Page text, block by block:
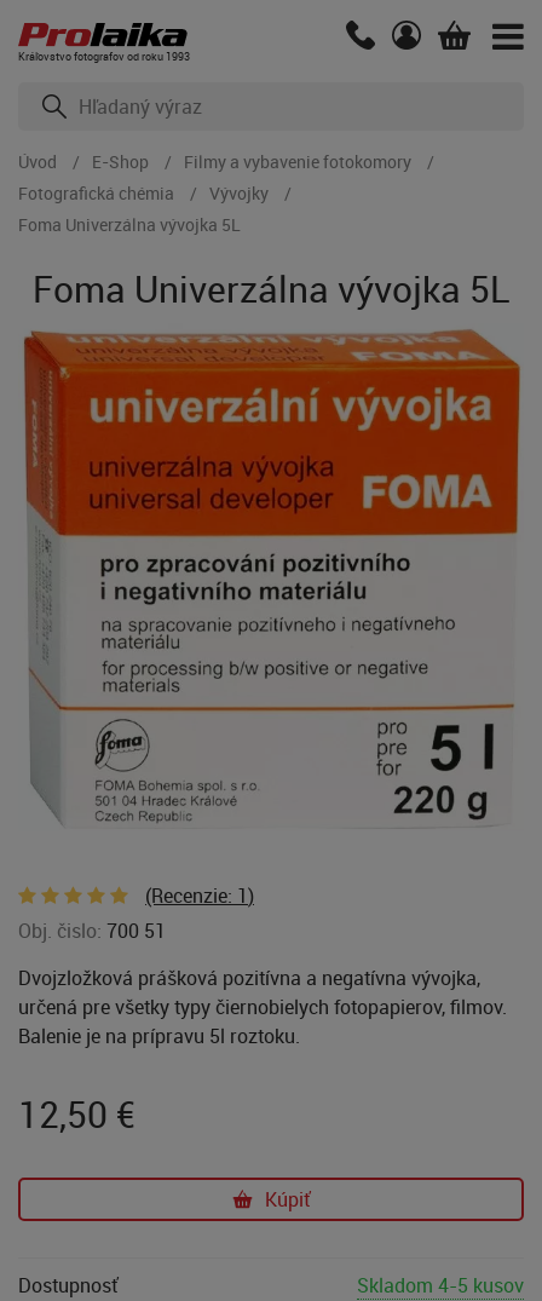
Kráľovstvo fotografov od roku 1993
Úvod E-Shop
Filmy a vybavenie fotokomory
Fotografická chémia
Vývojky
Foma Univerzálna vývojka 5L
Foma Univerzálna vývojka 5L
(Recenzie: 1)
Obj. čislo: 700 51
Dvojzložková prášková pozitívna a negatívna vývojka,
určená pre všetky typy čiernobielych fotopapierov, filmov.
Balenie je na prípravu 5l roztoku.
12,50 €
Kúpiť
Dostupnosť Skladom 4-5 kusov